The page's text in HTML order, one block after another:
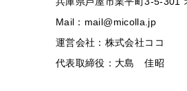
Mail：mail@micolla.jp
運営会社：株式会社ココ
代表取締役：大島 佳昭